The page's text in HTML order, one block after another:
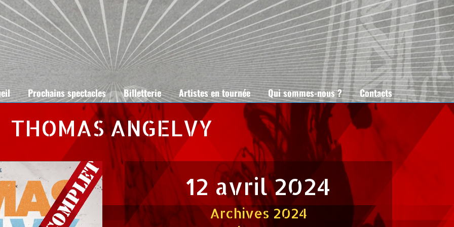
Prochains spectacles Billetterie Artistes en tournée Qui sommes-nous ? Contacts
THOMAS ANGELVY
12 avril 2024
Archives 2024